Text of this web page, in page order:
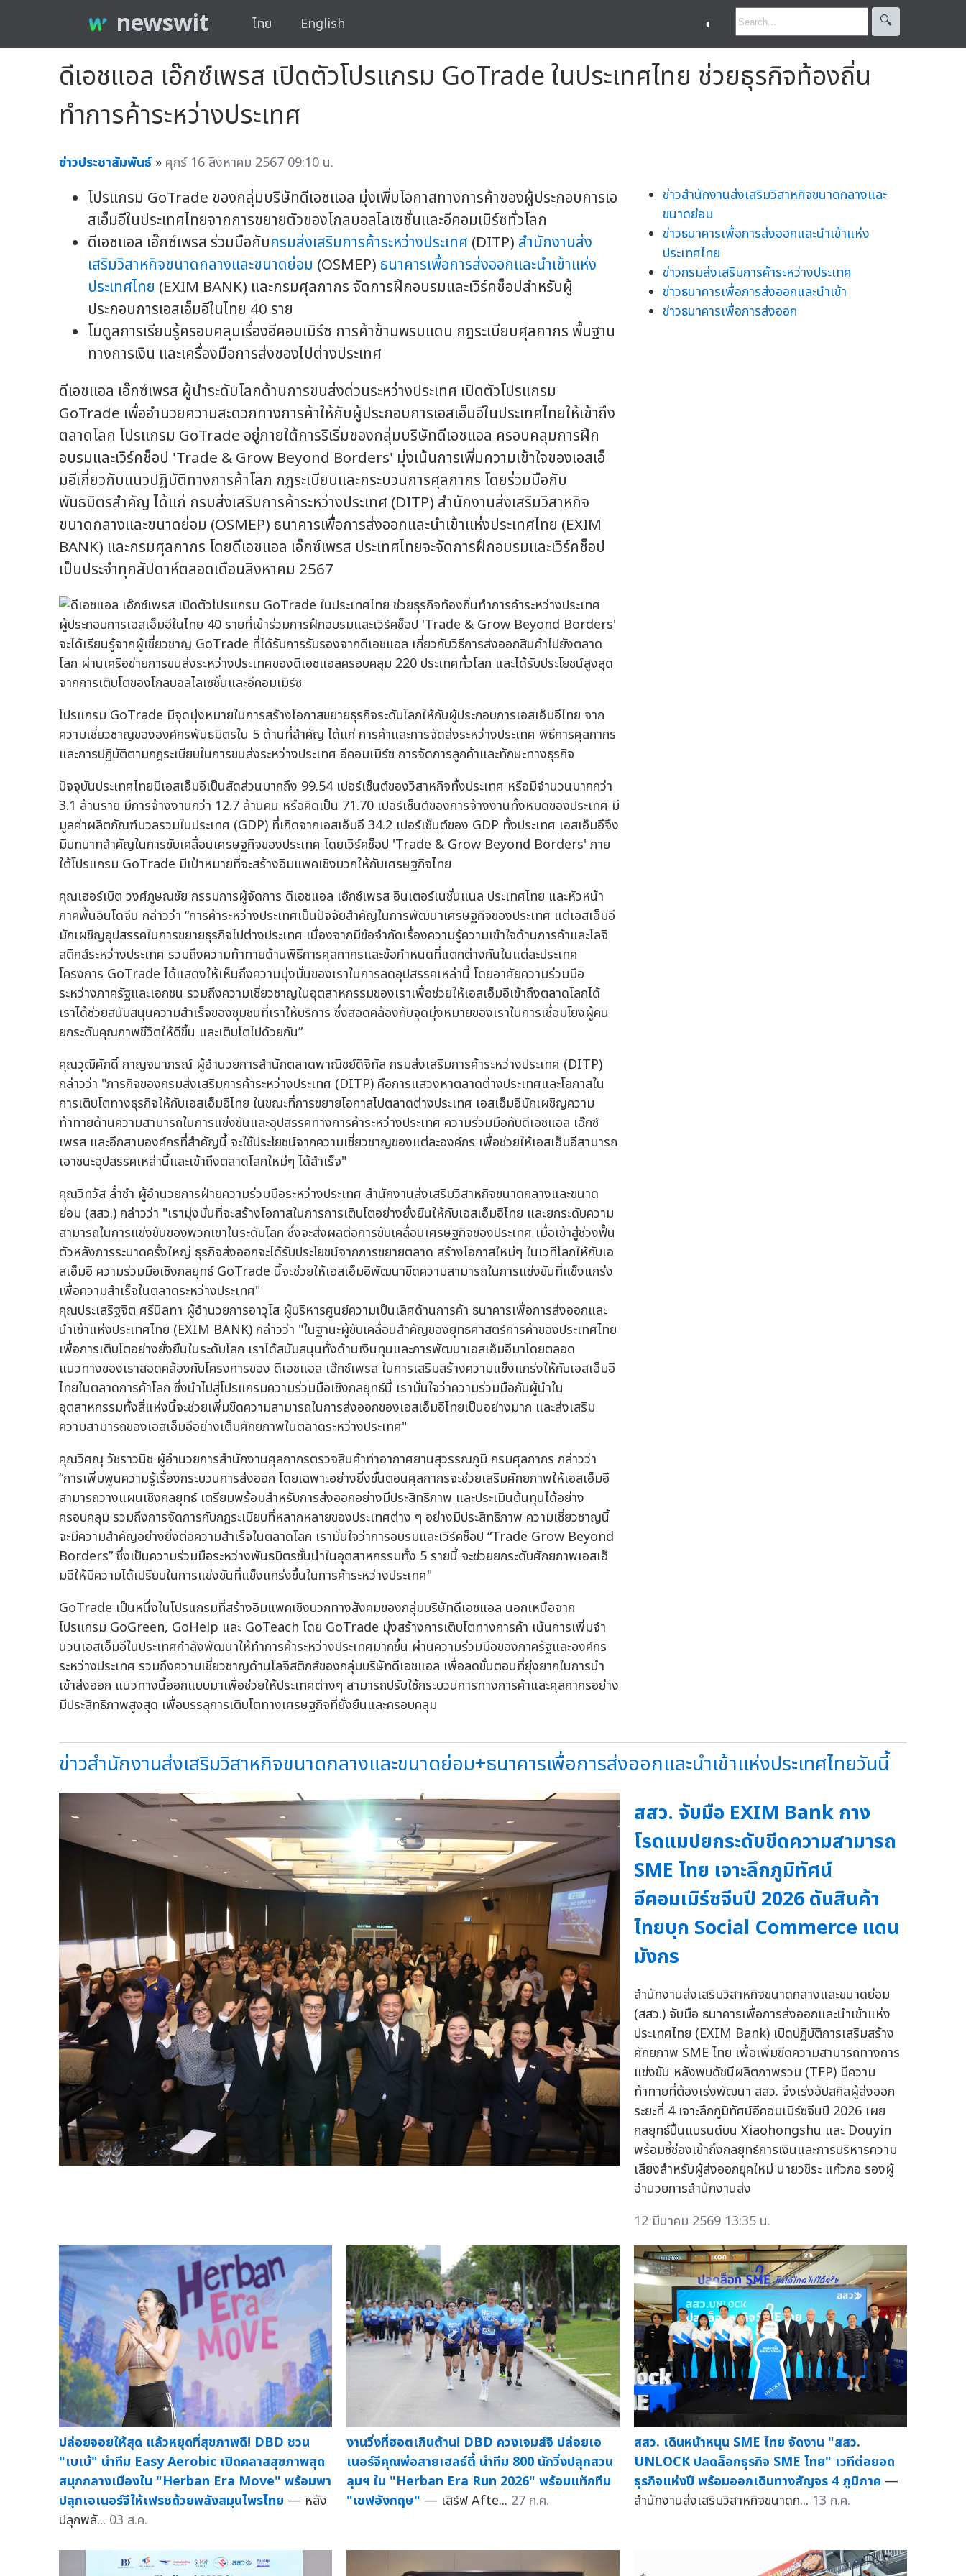
newswit ไทย English ◐ 🔍︎
ดีเอชแอล เอ๊กซ์เพรส เปิดตัวโปรแกรม GoTrade ในประเทศไทย ช่วยธุรกิจท้องถิ่น
ทำการค้าระหว่างประเทศ
ข่าวประชาสัมพันธ์ » ศุกร์ 16 สิงหาคม 2567 09:10 น.
โปรแกรม GoTrade ของกลุ่มบริษัทดีเอชแอล มุ่งเพิ่มโอกาสทางการค้าของผู้ประกอบการเอ
สเอ็มอีในประเทศไทยจากการขยายตัวของโกลบอลไลเซชั่นและอีคอมเมิร์ซทั่วโลก
ดีเอชแอล เอ๊กซ์เพรส ร่วมมือกับกรมส่งเสริมการค้าระหว่างประเทศ (DITP) สำนักงานส่ง
เสริมวิสาหกิจขนาดกลางและขนาดย่อม (OSMEP) ธนาคารเพื่อการส่งออกและนำเข้าแห่ง
ประเทศไทย (EXIM BANK) และกรมศุลกากร จัดการฝึกอบรมและเวิร์คช็อปสำหรับผู้
ประกอบการเอสเอ็มอีในไทย 40 ราย
โมดูลการเรียนรู้ครอบคลุมเรื่องอีคอมเมิร์ซ การค้าข้ามพรมแดน กฎระเบียบศุลกากร พื้นฐาน
ทางการเงิน และเครื่องมือการส่งของไปต่างประเทศ
ดีเอชแอล เอ๊กซ์เพรส ผู้นำระดับโลกด้านการขนส่งด่วนระหว่างประเทศ เปิดตัวโปรแกรม
GoTrade เพื่ออำนวยความสะดวกทางการค้าให้กับผู้ประกอบการเอสเอ็มอีในประเทศไทยให้เข้าถึง
ตลาดโลก โปรแกรม GoTrade อยู่ภายใต้การริเริ่มของกลุ่มบริษัทดีเอชแอล ครอบคลุมการฝึก
อบรมและเวิร์คช็อป 'Trade & Grow Beyond Borders' มุ่งเน้นการเพิ่มความเข้าใจของเอสเอ็
มอีเกี่ยวกับแนวปฏิบัติทางการค้าโลก กฎระเบียบและกระบวนการศุลกากร โดยร่วมมือกับ
พันธมิตรสำคัญ ได้แก่ กรมส่งเสริมการค้าระหว่างประเทศ (DITP) สำนักงานส่งเสริมวิสาหกิจ
ขนาดกลางและขนาดย่อม (OSMEP) ธนาคารเพื่อการส่งออกและนำเข้าแห่งประเทศไทย (EXIM
BANK) และกรมศุลกากร โดยดีเอชแอล เอ๊กซ์เพรส ประเทศไทยจะจัดการฝึกอบรมและเวิร์คช็อป
เป็นประจำทุกสัปดาห์ตลอดเดือนสิงหาคม 2567
ผู้ประกอบการเอสเอ็มอีในไทย 40 รายที่เข้าร่วมการฝึกอบรมและเวิร์คช็อป 'Trade & Grow Beyond Borders'
จะได้เรียนรู้จากผู้เชี่ยวชาญ GoTrade ที่ได้รับการรับรองจากดีเอชแอล เกี่ยวกับวิธีการส่งออกสินค้าไปยังตลาด
โลก ผ่านเครือข่ายการขนส่งระหว่างประเทศของดีเอชแอลครอบคลุม 220 ประเทศทั่วโลก และได้รับประโยชน์สูงสุด
จากการเติบโตของโกลบอลไลเซชั่นและอีคอมเมิร์ซ
โปรแกรม GoTrade มีจุดมุ่งหมายในการสร้างโอกาสขยายธุรกิจระดับโลกให้กับผู้ประกอบการเอสเอ็มอีไทย จาก
ความเชี่ยวชาญขององค์กรพันธมิตรใน 5 ด้านที่สำคัญ ได้แก่ การค้าและการจัดส่งระหว่างประเทศ พิธีการศุลกากร
และการปฏิบัติตามกฎระเบียบในการขนส่งระหว่างประเทศ อีคอมเมิร์ซ การจัดการลูกค้าและทักษะทางธุรกิจ
ปัจจุบันประเทศไทยมีเอสเอ็มอีเป็นสัดส่วนมากถึง 99.54 เปอร์เซ็นต์ของวิสาหกิจทั้งประเทศ หรือมีจำนวนมากกว่า
3.1 ล้านราย มีการจ้างงานกว่า 12.7 ล้านคน หรือคิดเป็น 71.70 เปอร์เซ็นต์ของการจ้างงานทั้งหมดของประเทศ มี
มูลค่าผลิตภัณฑ์มวลรวมในประเทศ (GDP) ที่เกิดจากเอสเอ็มอี 34.2 เปอร์เซ็นต์ของ GDP ทั้งประเทศ เอสเอ็มอีจึง
มีบทบาทสำคัญในการขับเคลื่อนเศรษฐกิจของประเทศ โดยเวิร์คช็อป 'Trade & Grow Beyond Borders' ภาย
ใต้โปรแกรม GoTrade มีเป้าหมายที่จะสร้างอิมแพคเชิงบวกให้กับเศรษฐกิจไทย
คุณเฮอร์เบิต วงศ์ภูษณชัย กรรมการผู้จัดการ ดีเอชแอล เอ๊กซ์เพรส อินเตอร์เนชั่นแนล ประเทศไทย และหัวหน้า
ภาคพื้นอินโดจีน กล่าวว่า “การค้าระหว่างประเทศเป็นปัจจัยสำคัญในการพัฒนาเศรษฐกิจของประเทศ แต่เอสเอ็มอี
มักเผชิญอุปสรรคในการขยายธุรกิจไปต่างประเทศ เนื่องจากมีข้อจำกัดเรื่องความรู้ความเข้าใจด้านการค้าและโลจิ
สติกส์ระหว่างประเทศ รวมถึงความท้าทายด้านพิธีการศุลกากรและข้อกำหนดที่แตกต่างกันในแต่ละประเทศ
โครงการ GoTrade ได้แสดงให้เห็นถึงความมุ่งมั่นของเราในการลดอุปสรรคเหล่านี้ โดยอาศัยความร่วมมือ
ระหว่างภาครัฐและเอกชน รวมถึงความเชี่ยวชาญในอุตสาหกรรมของเราเพื่อช่วยให้เอสเอ็มอีเข้าถึงตลาดโลกได้
เราได้ช่วยสนับสนุนความสำเร็จของชุมชนที่เราให้บริการ ซึ่งสอดคล้องกับจุดมุ่งหมายของเราในการเชื่อมโยงผู้คน
ยกระดับคุณภาพชีวิตให้ดีขึ้น และเติบโตไปด้วยกัน”
คุณวุฒิศักดิ์ กาญจนาภรณ์ ผู้อำนวยการสำนักตลาดพาณิชย์ดิจิทัล กรมส่งเสริมการค้าระหว่างประเทศ (DITP)
กล่าวว่า "ภารกิจของกรมส่งเสริมการค้าระหว่างประเทศ (DITP) คือการแสวงหาตลาดต่างประเทศและโอกาสใน
การเติบโตทางธุรกิจให้กับเอสเอ็มอีไทย ในขณะที่การขยายโอกาสไปตลาดต่างประเทศ เอสเอ็มอีมักเผชิญความ
ท้าทายด้านความสามารถในการแข่งขันและอุปสรรคทางการค้าระหว่างประเทศ ความร่วมมือกับดีเอชแอล เอ๊กซ์
เพรส และอีกสามองค์กรที่สำคัญนี้ จะใช้ประโยชน์จากความเชี่ยวชาญของแต่ละองค์กร เพื่อช่วยให้เอสเอ็มอีสามารถ
เอาชนะอุปสรรคเหล่านี้และเข้าถึงตลาดโลกใหม่ๆ ได้สำเร็จ"
คุณวิทวัส ล่ำซำ ผู้อำนวยการฝ่ายความร่วมมือระหว่างประเทศ สำนักงานส่งเสริมวิสาหกิจขนาดกลางและขนาด
ย่อม (สสว.) กล่าวว่า "เรามุ่งมั่นที่จะสร้างโอกาสในการการเติบโตอย่างยั่งยืนให้กับเอสเอ็มอีไทย และยกระดับความ
สามารถในการแข่งขันของพวกเขาในระดับโลก ซึ่งจะส่งผลต่อการขับเคลื่อนเศรษฐกิจของประเทศ เมื่อเข้าสู่ช่วงฟื้น
ตัวหลังการระบาดครั้งใหญ่ ธุรกิจส่งออกจะได้รับประโยชน์จากการขยายตลาด สร้างโอกาสใหม่ๆ ในเวทีโลกให้กับเอ
สเอ็มอี ความร่วมมือเชิงกลยุทธ์ GoTrade นี้จะช่วยให้เอสเอ็มอีพัฒนาขีดความสามารถในการแข่งขันที่แข็งแกร่ง
เพื่อความสำเร็จในตลาดระหว่างประเทศ"
คุณประเสริฐจิต ศรีนิลทา ผู้อำนวยการอาวุโส ผู้บริหารศูนย์ความเป็นเลิศด้านการค้า ธนาคารเพื่อการส่งออกและ
นำเข้าแห่งประเทศไทย (EXIM BANK) กล่าวว่า "ในฐานะผู้ขับเคลื่อนสำคัญของยุทธศาสตร์การค้าของประเทศไทย
เพื่อการเติบโตอย่างยั่งยืนในระดับโลก เราได้สนับสนุนทั้งด้านเงินทุนและการพัฒนาเอสเอ็มอีมาโดยตลอด
แนวทางของเราสอดคล้องกับโครงการของ ดีเอชแอล เอ๊กซ์เพรส ในการเสริมสร้างความแข็งแกร่งให้กับเอสเอ็มอี
ไทยในตลาดการค้าโลก ซึ่งนำไปสู่โปรแกรมความร่วมมือเชิงกลยุทธ์นี้ เรามั่นใจว่าความร่วมมือกับผู้นำใน
อุตสาหกรรมทั้งสี่แห่งนี้จะช่วยเพิ่มขีดความสามารถในการส่งออกของเอสเอ็มอีไทยเป็นอย่างมาก และส่งเสริม
ความสามารถของเอสเอ็มอีอย่างเต็มศักยภาพในตลาดระหว่างประเทศ"
คุณวิศณุ วัชราวนิช ผู้อำนวยการสำนักงานศุลกากรตรวจสินค้าท่าอากาศยานสุวรรณภูมิ กรมศุลกากร กล่าวว่า
“การเพิ่มพูนความรู้เรื่องกระบวนการส่งออก โดยเฉพาะอย่างยิ่งขั้นตอนศุลกากรจะช่วยเสริมศักยภาพให้เอสเอ็มอี
สามารถวางแผนเชิงกลยุทธ์ เตรียมพร้อมสำหรับการส่งออกอย่างมีประสิทธิภาพ และประเมินต้นทุนได้อย่าง
ครอบคลุม รวมถึงการจัดการกับกฎระเบียบที่หลากหลายของประเทศต่าง ๆ อย่างมีประสิทธิภาพ ความเชี่ยวชาญนี้
จะมีความสำคัญอย่างยิ่งต่อความสำเร็จในตลาดโลก เรามั่นใจว่าการอบรมและเวิร์คช็อป “Trade Grow Beyond
Borders” ซึ่งเป็นความร่วมมือระหว่างพันธมิตรชั้นนำในอุตสาหกรรมทั้ง 5 รายนี้ จะช่วยยกระดับศักยภาพเอสเอ็
มอีให้มีความได้เปรียบในการแข่งขันที่แข็งแกร่งขึ้นในการค้าระหว่างประเทศ"
GoTrade เป็นหนึ่งในโปรแกรมที่สร้างอิมแพคเชิงบวกทางสังคมของกลุ่มบริษัทดีเอชแอล นอกเหนือจาก
โปรแกรม GoGreen, GoHelp และ GoTeach โดย GoTrade มุ่งสร้างการเติบโตทางการค้า เน้นการเพิ่มจำ
นวนเอสเอ็มอีในประเทศกำลังพัฒนาให้ทำการค้าระหว่างประเทศมากขึ้น ผ่านความร่วมมือของภาครัฐและองค์กร
ระหว่างประเทศ รวมถึงความเชี่ยวชาญด้านโลจิสติกส์ของกลุ่มบริษัทดีเอชแอล เพื่อลดขั้นตอนที่ยุ่งยากในการนำ
เข้าส่งออก แนวทางนี้ออกแบบมาเพื่อช่วยให้ประเทศต่างๆ สามารถปรับใช้กระบวนการทางการค้าและศุลกากรอย่าง
มีประสิทธิภาพสูงสุด เพื่อบรรลุการเติบโตทางเศรษฐกิจที่ยั่งยืนและครอบคลุม
ข่าวสำนักงานส่งเสริมวิสาหกิจขนาดกลางและ
ขนาดย่อม
ข่าวธนาคารเพื่อการส่งออกและนำเข้าแห่ง
ประเทศไทย
ข่าวกรมส่งเสริมการค้าระหว่างประเทศ
ข่าวธนาคารเพื่อการส่งออกและนำเข้า
ข่าวธนาคารเพื่อการส่งออก
ข่าวสำนักงานส่งเสริมวิสาหกิจขนาดกลางและขนาดย่อม+ธนาคารเพื่อการส่งออกและนำเข้าแห่งประเทศไทยวันนี้
สสว. จับมือ EXIM Bank กาง
โรดแมปยกระดับขีดความสามารถ
SME ไทย เจาะลึกภูมิทัศน์
อีคอมเมิร์ซจีนปี 2026 ดันสินค้า
ไทยบุก Social Commerce แดน
มังกร
สำนักงานส่งเสริมวิสาหกิจขนาดกลางและขนาดย่อม
(สสว.) จับมือ ธนาคารเพื่อการส่งออกและนำเข้าแห่ง
ประเทศไทย (EXIM Bank) เปิดปฏิบัติการเสริมสร้าง
ศักยภาพ SME ไทย เพื่อเพิ่มขีดความสามารถทางการ
แข่งขัน หลังพบดัชนีผลิตภาพรวม (TFP) มีความ
ท้าทายที่ต้องเร่งพัฒนา สสว. จึงเร่งอัปสกิลผู้ส่งออก
ระยะที่ 4 เจาะลึกภูมิทัศน์อีคอมเมิร์ซจีนปี 2026 เผย
กลยุทธ์ปั้นแบรนด์บน Xiaohongshu และ Douyin
พร้อมชี้ช่องเข้าถึงกลยุทธ์การเงินและการบริหารความ
เสียงสำหรับผู้ส่งออกยุคใหม่ นายวชิระ แก้วกอ รองผู้
อำนวยการสำนักงานส่ง
12 มีนาคม 2569 13:35 น.
ปล่อยจอยให้สุด แล้วหยุดที่สุขภาพดี! DBD ชวน
"เบเบ้" นำทีม Easy Aerobic เปิดคลาสสุขภาพสุด
สนุกกลางเมืองใน "Herban Era Move" พร้อมพา
ปลุกเอเนอร์จีให้เฟรชด้วยพลังสมุนไพรไทย — หลัง
ปลุกพลั... 03 ส.ค.
งานวิ่งที่ฮอตเกินต้าน! DBD ควงเจมส์จิ ปล่อยเอ
เนอร์จีคุณพ่อสายเฮลธ์ตี้ นำทีม 800 นักวิ่งปลุกสวน
ลุมฯ ใน "Herban Era Run 2026" พร้อมแท็กทีม
"เชฟอังกฤษ" — เสิร์ฟ Afte... 27 ก.ค.
สสว. เดินหน้าหนุน SME ไทย จัดงาน "สสว.
UNLOCK ปลดล็อกธุรกิจ SME ไทย" เวทีต่อยอด
ธุรกิจแห่งปี พร้อมออกเดินทางสัญจร 4 ภูมิภาค —
สำนักงานส่งเสริมวิสาหกิจขนาดก... 13 ก.ค.